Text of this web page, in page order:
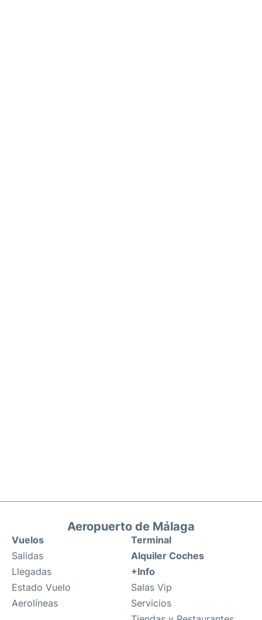
Aeropuerto de Málaga
Vuelos
Salidas
Llegadas
Estado Vuelo
Aerolíneas
Terminal
Alquiler Coches
+Info
Salas Vip
Servicios